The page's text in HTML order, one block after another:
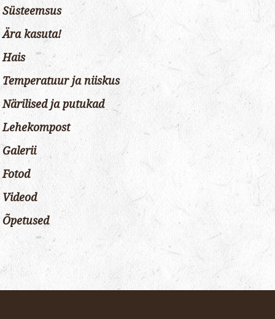
Süsteemsus
Ära kasuta!
Hais
Temperatuur ja niiskus
Närilised ja putukad
Lehekompost
Galerii
Fotod
Videod
Õpetused